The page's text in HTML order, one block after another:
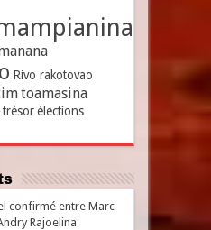
Rivo rakotovao
toamasina
trésor élections
confirmé entre Marc
Rajoelina